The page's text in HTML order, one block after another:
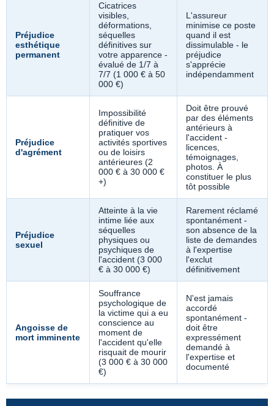
Préjudice
esthétique
permanent
Cicatrices
visibles,
déformations,
séquelles
définitives sur
votre apparence -
évalué de 1/7 à
7/7 (1 000 € à 50
000 €)
L'assureur
minimise ce poste
quand il est
dissimulable - le
préjudice
s'apprécie
indépendamment
Préjudice
d'agrément
Impossibilité
définitive de
pratiquer vos
activités sportives
ou de loisirs
antérieures (2
000 € à 30 000 €
+)
Doit être prouvé
par des éléments
antérieurs à
l'accident -
licences,
témoignages,
photos. À
constituer le plus
tôt possible
Préjudice
sexuel
Atteinte à la vie
intime liée aux
séquelles
physiques ou
psychiques de
l'accident (3 000
€ à 30 000 €)
Rarement réclamé
spontanément -
son absence de la
liste de demandes
à l'expertise
l'exclut
définitivement
Angoisse de
mort imminente
Souffrance
psychologique de
la victime qui a eu
conscience au
moment de
l'accident qu'elle
risquait de mourir
(3 000 € à 30 000
€)
N'est jamais
accordé
spontanément -
doit être
expressément
demandé à
l'expertise et
documenté